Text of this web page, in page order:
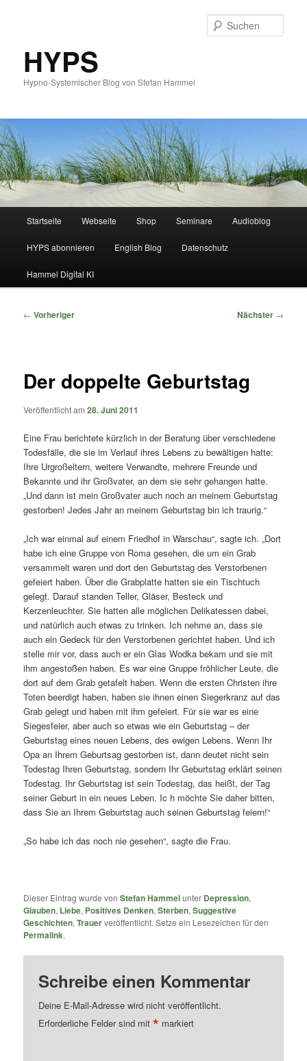
HYPS
Hypno-Systemischer Blog von Stefan Hammel
Zum
primären
Inhalt
springen
Zum
sekundären
Inhalt
springen
Startseite Webseite Shop Seminare Audioblog
HYPS abonnieren English Blog Datenschutz
Hammel Digital KI
Beitragsnavigation
← Vorheriger Nächster →
Der doppelte Geburtstag
Veröffentlicht am28. Juni 2011
Eine Frau berichtete kürzlich in der Beratung über verschiedene
Todesfälle, die sie im Verlauf ihres Lebens zu bewältigen hatte:
Ihre Urgroßeltern, weitere Verwandte, mehrere Freunde und
Bekannte und ihr Großvater, an dem sie sehr gehangen hatte.
„Und dann ist mein Großvater auch noch an meinem Geburtstag
gestorben! Jedes Jahr an meinem Geburtstag bin ich traurig.“
„Ich war einmal auf einem Friedhof in Warschau“, sagte ich. „Dort
habe ich eine Gruppe von Roma gesehen, die um ein Grab
versammelt waren und dort den Geburtstag des Verstorbenen
gefeiert haben. Über die Grabplatte hatten sie ein Tischtuch
gelegt. Darauf standen Teller, Gläser, Besteck und
Kerzenleuchter. Sie hatten alle möglichen Delikatessen dabei,
und natürlich auch etwas zu trinken. Ich nehme an, dass sie
auch ein Gedeck für den Verstorbenen gerichtet haben. Und ich
stelle mir vor, dass auch er ein Glas Wodka bekam und sie mit
ihm angestoßen haben. Es war eine Gruppe fröhlicher Leute, die
dort auf dem Grab getafelt haben. Wenn die ersten Christen ihre
Toten beerdigt haben, haben sie ihnen einen Siegerkranz auf das
Grab gelegt und haben mit ihm gefeiert. Für sie war es eine
Siegesfeier, aber auch so etwas wie ein Geburtstag – der
Geburtstag eines neuen Lebens, des ewigen Lebens. Wenn Ihr
Opa an Ihrem Geburtsag gestorben ist, dann deutet nicht sein
Todestag Ihren Geburtstag, sondern Ihr Geburtstag erklärt seinen
Todestag. Ihr Geburtstag ist sein Todestag, das heißt, der Tag
seiner Geburt in ein neues Leben. Ic h möchte Sie daher bitten,
dass Sie an Ihrem Geburtstag auch seinen Geburtstag feiern!“
„So habe ich das noch nie gesehen“, sagte die Frau.
Dieser Eintrag wurde vonStefan Hammelunter Depression,
Glauben, Liebe, Positives Denken,Sterben,Suggestive
Geschichten,Trauerveröffentlicht. Setze ein Lesezeichen für den
Permalink.
Schreibe einen Kommentar
Deine E-Mail-Adresse wird nicht veröffentlicht.
Erforderliche Felder sind mit* markiert